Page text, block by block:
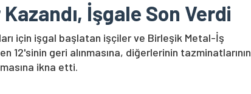
İşgale Son Verdi
için işgal başlatan işçiler ve Birleşik Metal-İş
12'sinin geri alınmasına, diğerlerinin tazminatlarının
ikna etti.